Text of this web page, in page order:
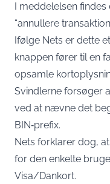
I meddelelsen
“annullere
Ifølge Nets er dette
knappen fører til en
opsamle
Svindlerne forsøger
ved at nævne det
BIN‑prefix.
Nets forklarer dog,
for den enkelte
Visa/Dankort.